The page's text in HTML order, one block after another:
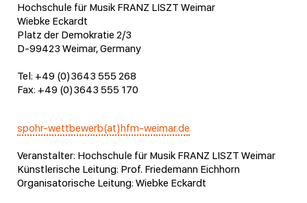
Hochschule für Musik FRANZ LISZT Weimar
Wiebke Eckardt
Platz der Demokratie 2/3
D-99423 Weimar, Germany
Tel: +49 (0)3643 555 268
Fax: +49 (0)3643 555 170
spohr-wettbewerb(at)hfm-weimar.de
Veranstalter: Hochschule für Musik FRANZ LISZT Weimar
Künstlerische Leitung: Prof. Friedemann Eichhorn
Organisatorische Leitung: Wiebke Eckardt